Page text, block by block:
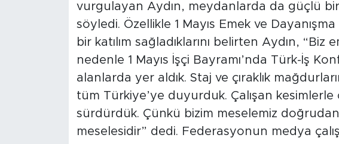
vurgulayan Aydın, meydanlarda da güçlü bir
söyledi. Özellikle 1 Mayıs Emek ve
bir katılım sağladıklarını belirten Aydın, “Biz
nedenle 1 Mayıs İşçi Bayramı’nda Türk-İş
alanlarda yer aldık. Staj ve çıraklık
tüm Türkiye’ye duyurduk. Çalışan
sürdürdük. Çünkü bizim meselemiz
meselesidir” dedi. Federasyonun medya